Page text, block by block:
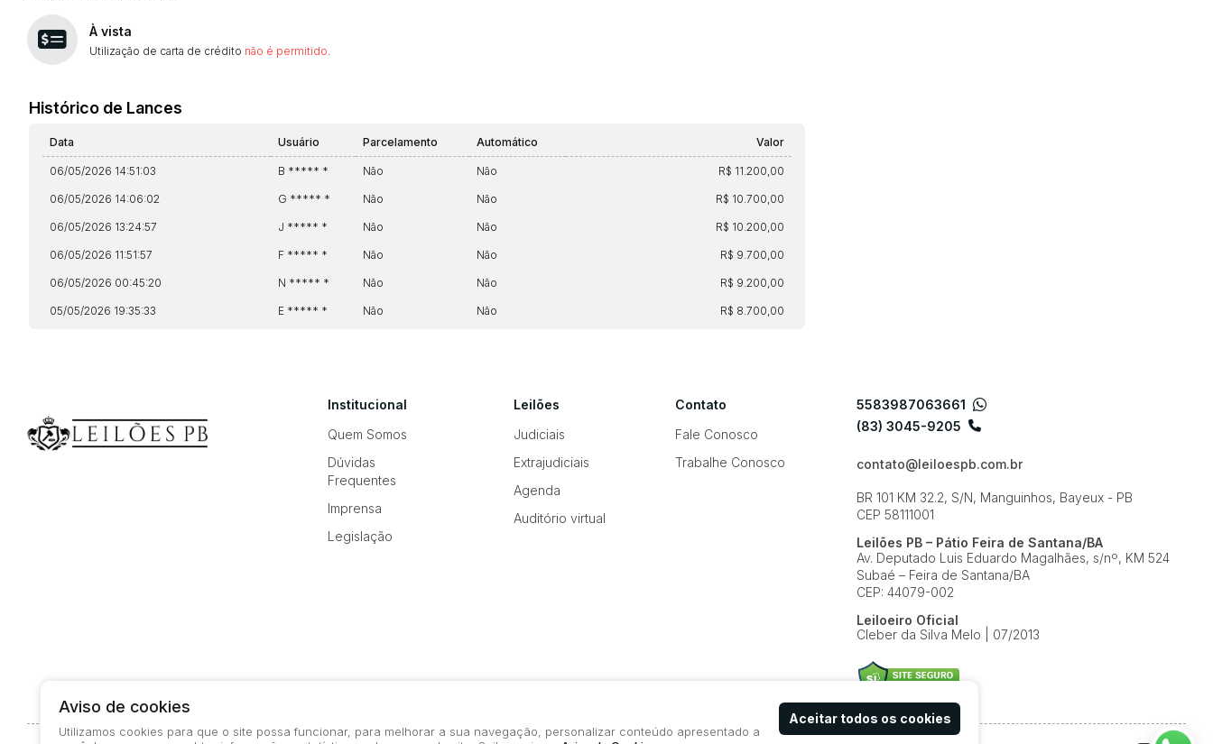
À vista
Utilização de carta de crédito não é permitido
Histórico de Lances
Data Usuário Parcelamento Automático Valor
06/05/2026 14:51:03 B ***** * Não Não R$ 11.200,00
06/05/2026 14:06:02 G ***** * Não Não R$ 10.700,00
06/05/2026 13:24:57 J ***** * Não Não R$ 10.200,00
06/05/2026 11:51:57 F ***** * Não Não R$ 9.700,00
06/05/2026 00:45:20 N ***** * Não Não R$ 9.200,00
05/05/2026 19:35:33 E ***** * Não Não R$ 8.700,00
Institucional
Quem Somos
Dúvidas
Frequentes
Imprensa
Legislação
Leilões
Judiciais
Extrajudiciais
Agenda
Auditório virtual
Contato
Fale Conosco
Trabalhe Conosco
5583987063661
(83) 3045-9205
contato@leiloespb.com.br
BR 101 KM 32.2, S/N, Manguinhos, Bayeux - PB
CEP 58111001
Leilões PB – Pátio Feira de Santana/BA
Av. Deputado Luis Eduardo Magalhães, s/nº, KM 524
Subaé – Feira de Santana/BA
CEP: 44079-002
Leiloeiro Oficial
Cleber da Silva Melo | 07/2013
Aviso de cookies
Utilizamos cookies para que o site possa funcionar, para melhorar a sua navegação, personalizar conteúdo apresentado a
Aceitar todos os cookies